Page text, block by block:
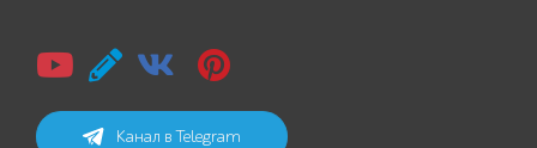
Канал в Telegram